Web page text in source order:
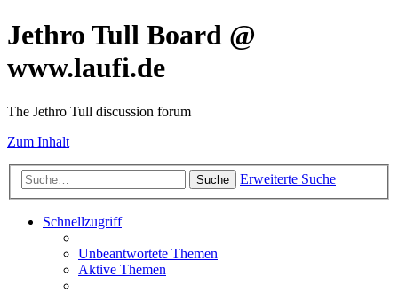
Jethro Tull Board @
www.laufi.de
The Jethro Tull discussion forum
Zum Inhalt
Suche Erweiterte Suche
Schnellzugriff
Unbeantwortete Themen
Aktive Themen